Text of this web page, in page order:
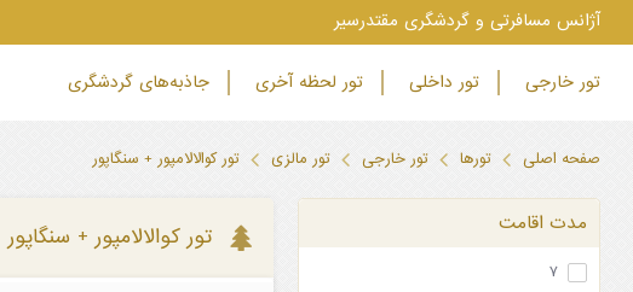
‫آژانس مسافرتی و گردشگری مقتدرسیر
تور خارجی تور داخلی تور لحظه آخری جاذبه‌های گردشگری
صفحه اصلی تورها تور خارجی تور مالزی تور کوالالامپور + سنگاپور
تور کوالالامپور + سنگاپور مدت اقامت
۷